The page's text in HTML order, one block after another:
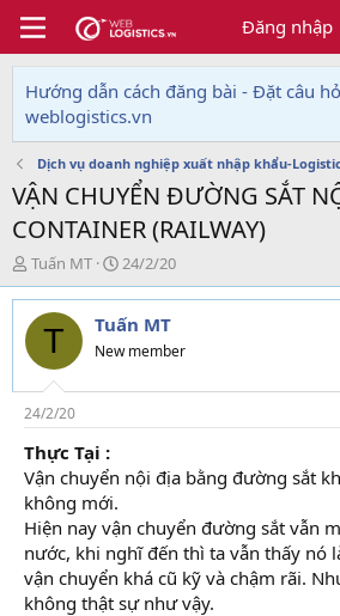
Đăng nhập
Hướng dẫn cách đăng bài - Đặt câu
weblogistics.vn
Dịch vụ doanh nghiệp xuất nhập khẩu-
VẬN CHUYỂN ĐƯỜNG SẮT
CONTAINER (RAILWAY)
T
h
r
e
d
s
t
a
r
t
e
r
Tuấn MT
N
g
à
y
g
i
24/2/20
T Tuấn MT
New member
24/2/20
Thực Tại :
Vận chuyển nội địa bằng đường sắt
không mới.
Hiện nay vận chuyển đường sắt vẫn
nước, khi nghĩ đến thì ta vẫn thấy nó
vận chuyển khá cũ kỹ và chậm rãi.
không thật sự như vậy.